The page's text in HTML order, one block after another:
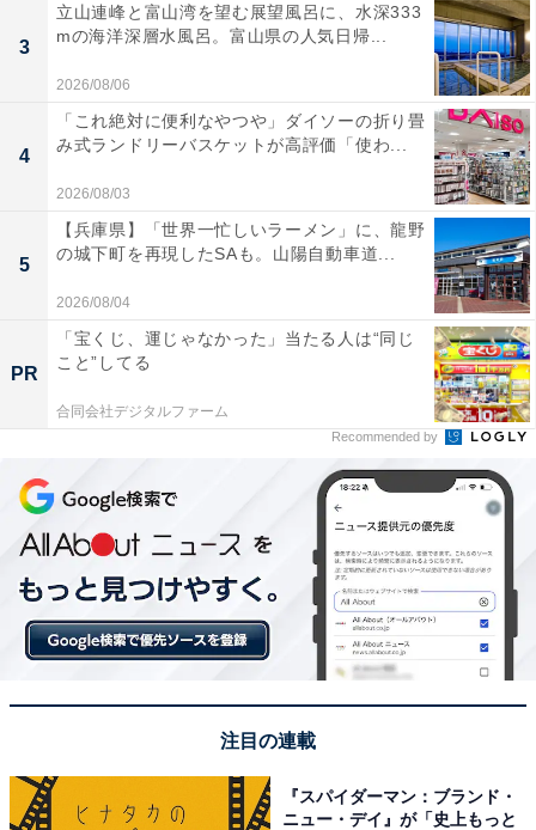
3
立山連峰と富山湾を望む展望風呂に、水深333
mの海洋深層水風呂。富山県の人気日帰...
2026/08/06
4
「これ絶対に便利なやつや」ダイソーの折り畳
み式ランドリーバスケットが高評価「使わ...
2026/08/03
5
【兵庫県】「世界一忙しいラーメン」に、龍野
の城下町を再現したSAも。山陽自動車道...
2026/08/04
PR
「宝くじ、運じゃなかった」当たる人は“同じ
こと”してる
合同会社デジタルファーム
Recommended by
注目の連載
『スパイダーマン：ブランド・
ニュー・デイ』が「史上もっと